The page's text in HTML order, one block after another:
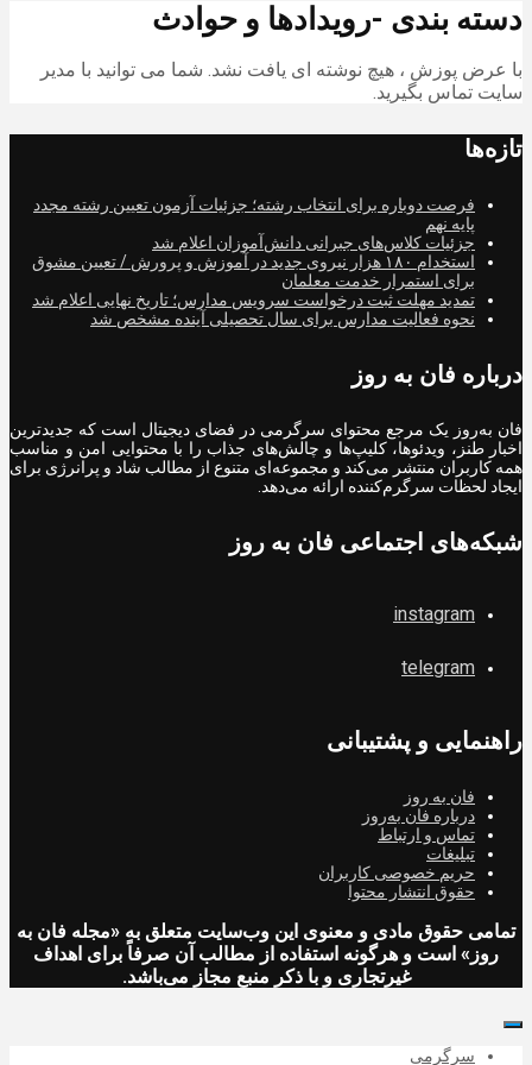
دسته بندی -رویدادها و حوادث
با عرض پوزش ، هیچ نوشته ای یافت نشد. شما می توانید با مدیر
سایت تماس بگیرید.
تازه‌ها
فرصت دوباره برای انتخاب رشته؛ جزئیات آزمون تعیین رشته مجدد
پایه نهم
جزئیات کلاس‌های جبرانی دانش‌آموزان اعلام شد
استخدام ۱۸۰ هزار نیروی جدید در آموزش‌ و پرورش / تعیین مشوق
برای استمرار خدمت معلمان
تمدید مهلت ثبت درخواست سرویس مدارس؛ تاریخ نهایی اعلام شد
نحوه فعالیت مدارس برای سال تحصیلی آینده مشخص شد
درباره فان به روز
فان به‌روز یک مرجع محتوای سرگرمی در فضای دیجیتال است که جدیدترین
اخبار طنز، ویدئوها، کلیپ‌ها و چالش‌های جذاب را با محتوایی امن و مناسب
همه کاربران منتشر می‌کند و مجموعه‌ای متنوع از مطالب شاد و پرانرژی برای
ایجاد لحظات سرگرم‌کننده ارائه می‌دهد.
شبکه‌های اجتماعی فان به روز
instagram
telegram
راهنمایی و پشتیبانی
فان به روز
درباره فان به‌روز
تماس و ارتباط
تبلیغات
حریم خصوصی کاربران
حقوق انتشار محتوا
تمامی حقوق مادی و معنوی این وب‌سایت متعلق به «مجله فان به
روز» است و هرگونه استفاده از مطالب آن صرفاً برای اهداف
غیرتجاری و با ذکر منبع مجاز می‌باشد.
سرگرمی